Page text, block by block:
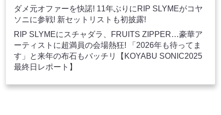
ダメ元オファーを快諾! 11年ぶりにRIP SLYMEがコヤ
ソニに参戦! 新セットリストも初披露!
RIP SLYMEにスチャダラ、FRUITS ZIPPER…豪華ア
ーティストに超満員の会場熱狂! 「2026年も待ってま
す」と来年の布石もバッチリ【KOYABU SONIC2025
最終日レポート】